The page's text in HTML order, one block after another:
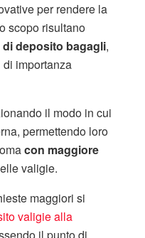
per rendere la
scopo risultano
deposito bagagli,
importanza
il modo in cui
permettendo loro
con maggiore
valigie.
maggiori si
valigie alla